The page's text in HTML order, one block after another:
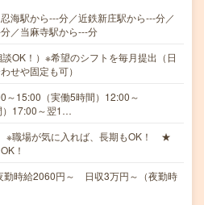
海駅から---分／近鉄新庄駅から---分／
／当麻寺駅から---分
OK！）※希望のシフトを毎月提出（日
せや固定も可）
15:00（実働5時間）12:00～
）17:00～翌1…
※職場が気に入れば、長期もOK！ ★
！
時給2060円～ 日収3万円～（夜勤時